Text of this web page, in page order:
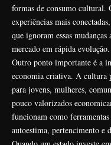
formas de consumo cultural.
experiências mais
que ignoram essas
mercado em rápida evolução.
Outro ponto importante é a
economia criativa. A cultura
para jovens, mulheres,
pouco valorizados
funcionam como
autoestima, pertencimento e